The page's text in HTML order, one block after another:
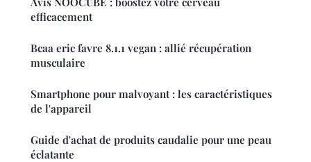
efficacement
Bcaa eric favre 8.1.1 vegan : allié récupération
musculaire
Smartphone pour malvoyant : les caractéristiques
de l'appareil
Guide d'achat de produits caudalie pour une peau
éclatante